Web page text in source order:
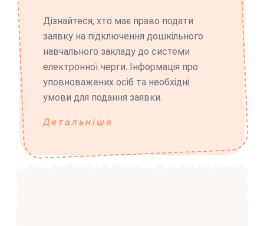
Дізнайтеся, хто має право подати
заявку на підключення дошкільного
навчального закладу до системи
електронної черги. Інформація про
уповноважених осіб та необхідні
умови для подання заявки.
Детальніше